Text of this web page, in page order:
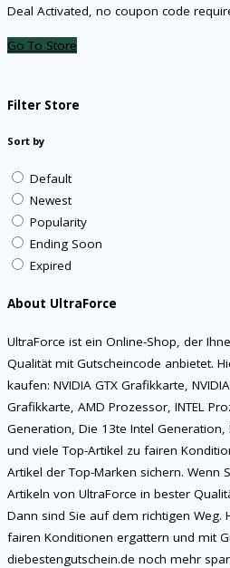
Deal Activated, no coupon code
Go To Store
Filter Store
Sort by
Default
Newest
Popularity
Ending Soon
Expired
About UltraForce
UltraForce ist ein Online-Shop, der
Qualität mit Gutscheincode anbietet.
kaufen: NVIDIA GTX Grafikkarte,
Grafikkarte, AMD Prozessor, INTEL
Generation, Die 13te Intel Generation,
und viele Top-Artikel zu fairen
Artikel der Top-Marken sichern. Wenn
Artikeln von UltraForce in bester
Dann sind Sie auf dem richtigen Weg.
fairen Konditionen ergattern und mit
diebestengutschein.de noch mehr